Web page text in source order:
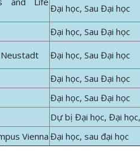
Đại học, Sau Đại học
Đại học, Sau Đại học
Đại học, Sau Đại học
Đại học, Sau Đại học
Đại học, Sau Đại học
Dự bị Đại học, Đại
ViennaĐại học, sau đại học